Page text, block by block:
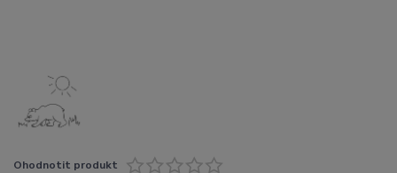
Ohodnotit produkt